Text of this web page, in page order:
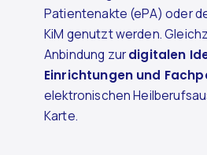
Patientenakte (ePA) oder
KiM genutzt werden.
Anbindung zurdigitalen
Einrichtungen und
elektronischen
Karte.